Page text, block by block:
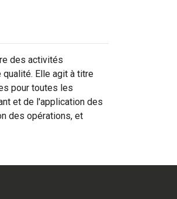
des activités
Elle agit à titre
pour toutes les
et de l'application des
des opérations, et